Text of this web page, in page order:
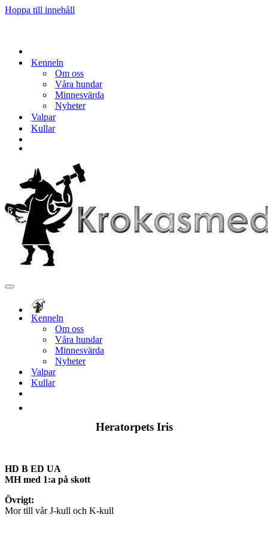
Hoppa till innehåll
Kenneln
Om oss
Våra hundar
Minnesvärda
Nyheter
Valpar
Kullar
Navigeringsmeny
Kenneln
Om oss
Våra hundar
Minnesvärda
Nyheter
Valpar
Kullar
Heratorpets Iris
HD B ED UA
MH med 1:a på skott
Övrigt:
Mor till vår J-kull och K-kull